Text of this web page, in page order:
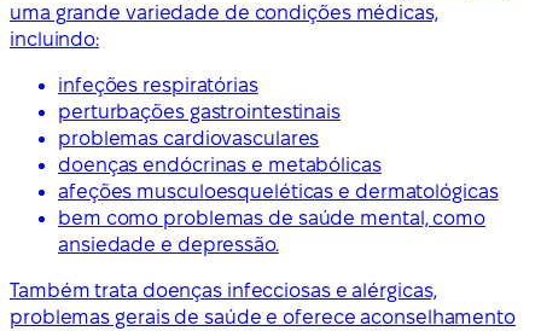
uma grande variedade de condições médicas,
incluindo:
infeções respiratórias
perturbações gastrointestinais
problemas cardiovasculares
doenças endócrinas e metabólicas
afeções musculoesqueléticas e dermatológicas
bem como problemas de saúde mental, como
ansiedade e depressão.
Também trata doenças infecciosas e alérgicas,
problemas gerais de saúde e oferece aconselhamento